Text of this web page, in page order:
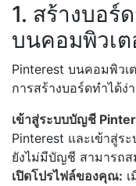
1. สร้างบอ
บนคอมพิวเต
Pinterest บนคอมพิวเ
การสร้างบอร์ดทำได้
เข้าสู่ระบบบัญชี
Pinterest และเข้าสู่
ยังไม่มีบัญชี สามารถ
เปิดโปรไฟล์ของคุณ: